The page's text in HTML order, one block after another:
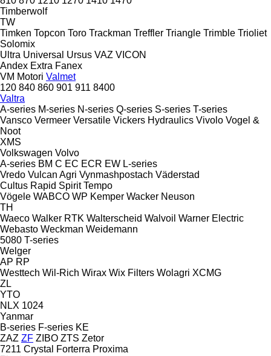
Timberwolf
TW
Timken Topcon Toro Trackman Treffler Triangle Trimble Trioliet
Solomix
Ultra Universal Ursus VAZ VICON
Andex Extra Fanex
VM Motori Valmet
120 840 860 901 911 8400
Valtra
A-series M-series N-series Q-series S-series T-series
Vansco Vermeer Versatile Vickers Hydraulics Vivolo Vogel &
Noot
XMS
Volkswagen Volvo
A-series BM C EC ECR EW L-series
Vredo Vulcan Agri Vynmashpostach Väderstad
Cultus Rapid Spirit Tempo
Vögele WABCO WP Kemper Wacker Neuson
TH
Waeco Walker RTK Walterscheid Walvoil Warner Electric
Webasto Weckman Weidemann
5080 T-series
Welger
AP RP
Westtech Wil-Rich Wirax Wix Filters Wolagri XCMG
ZL
YTO
NLX 1024
Yanmar
B-series F-series KE
ZAZ ZF ZIBO ZTS Zetor
7211 Crystal Forterra Proxima